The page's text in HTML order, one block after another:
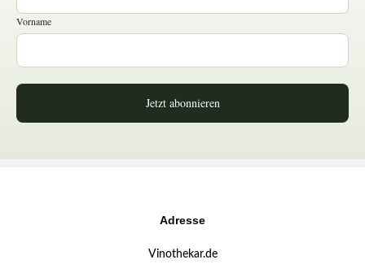
Vorname
Jetzt abonnieren
Adresse
Vinothekar.de